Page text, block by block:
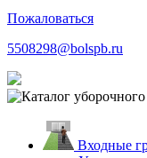
Пожаловаться
5508298@bolspb.ru
Входные